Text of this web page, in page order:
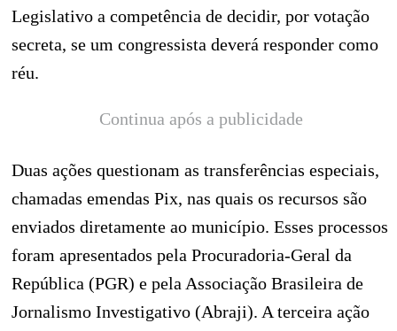
Legislativo a competência de decidir, por votação
secreta, se um congressista deverá responder como
réu.
Continua após a publicidade
Duas ações questionam as transferências especiais,
chamadas emendas Pix, nas quais os recursos são
enviados diretamente ao município. Esses processos
foram apresentados pela Procuradoria-Geral da
República (PGR) e pela Associação Brasileira de
Jornalismo Investigativo (Abraji). A terceira ação